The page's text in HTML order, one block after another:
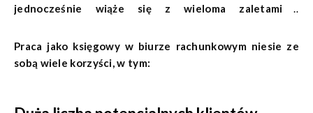
jednocześnie wiąże się z wieloma zaletami i
pracy w biurze rachunkowym, omawiając zarówno jej
korzyści, jak i potencjalne trudności, aby pomóc osobom
Praca jako księgowy w biurze rachunkowym niesie ze
sobą wiele korzyści, w tym: